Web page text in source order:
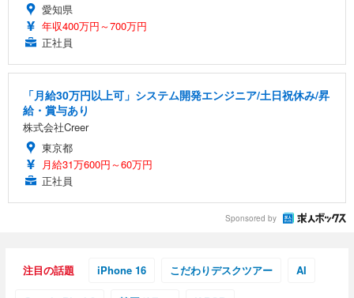
愛知県
年収400万円～700万円
正社員
「月給30万円以上可」システム開発エンジニア/土日祝休み/昇
給・賞与あり
株式会社Creer
東京都
月給31万600円～60万円
正社員
Sponsored by
注目の話題 iPhone 16 こだわりデスクツアー AI